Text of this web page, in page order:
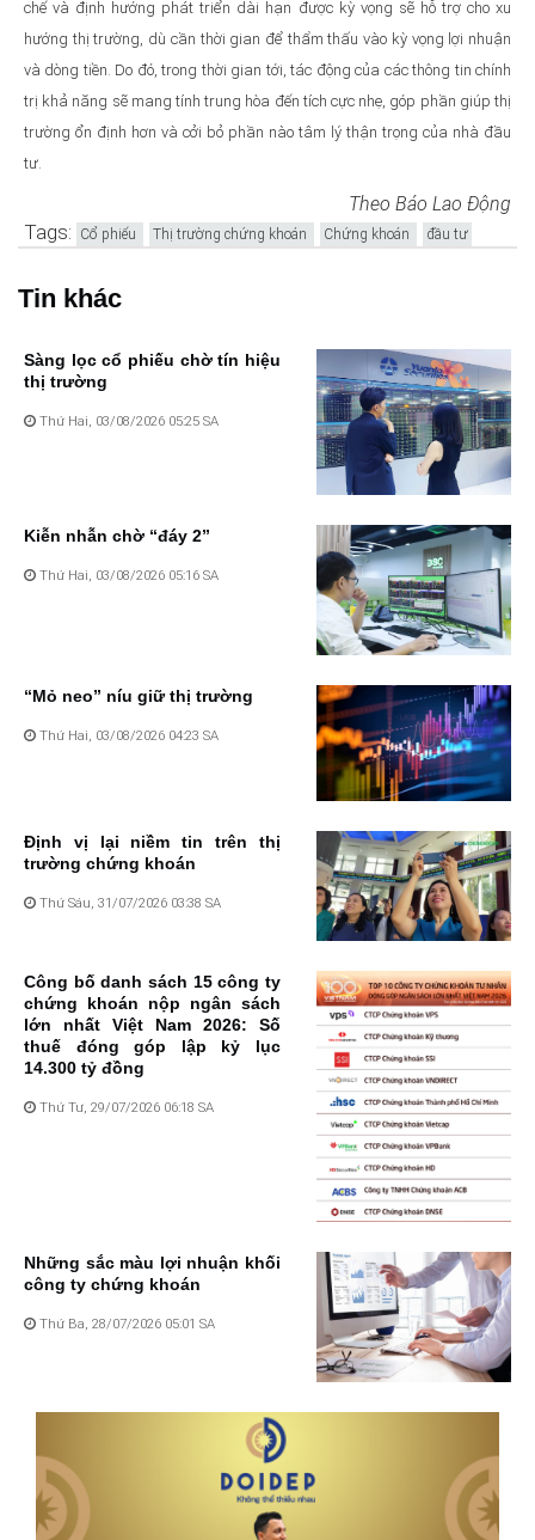
chế và định hướng phát triển dài hạn được kỳ vọng sẽ hỗ trợ cho xu
hướng thị trường, dù cần thời gian để thẩm thấu vào kỳ vọng lợi nhuận
và dòng tiền. Do đó, trong thời gian tới, tác động của các thông tin chính
trị khả năng sẽ mang tính trung hòa đến tích cực nhẹ, góp phần giúp thị
trường ổn định hơn và cởi bỏ phần nào tâm lý thận trọng của nhà đầu
tư.
Theo Báo Lao Động
Tags: Cổ phiếu Thị trường chứng khoán Chứng khoán đầu tư
Tin khác
Sàng lọc cổ phiếu chờ tín hiệu
thị trường
Thứ Hai, 03/08/2026 05:25 SA
Kiễn nhẫn chờ “đáy 2”
Thứ Hai, 03/08/2026 05:16 SA
“Mỏ neo” níu giữ thị trường
Thứ Hai, 03/08/2026 04:23 SA
Định vị lại niềm tin trên thị
trường chứng khoán
Thứ Sáu, 31/07/2026 03:38 SA
Công bố danh sách 15 công ty
chứng khoán nộp ngân sách
lớn nhất Việt Nam 2026: Số
thuế đóng góp lập kỷ lục
14.300 tỷ đồng
Thứ Tư, 29/07/2026 06:18 SA
Những sắc màu lợi nhuận khối
công ty chứng khoán
Thứ Ba, 28/07/2026 05:01 SA